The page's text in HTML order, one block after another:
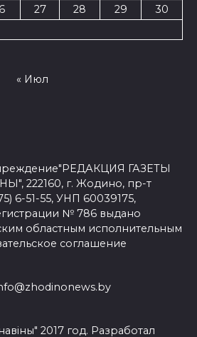
27 28 29
30
« Июл
ГАЗЕТЫ
222160, г. Жодино, пр-т
6-51-55, УНП 60039175,
№ 786 выдано
областным исполнительным
соглашение
2017 год. Разработал